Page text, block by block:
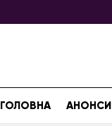
ГОЛОВНА АНОНСИ